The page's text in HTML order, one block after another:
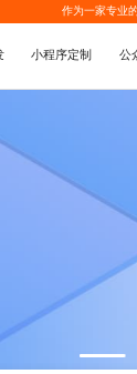
作为一家专业
小程序定制 公